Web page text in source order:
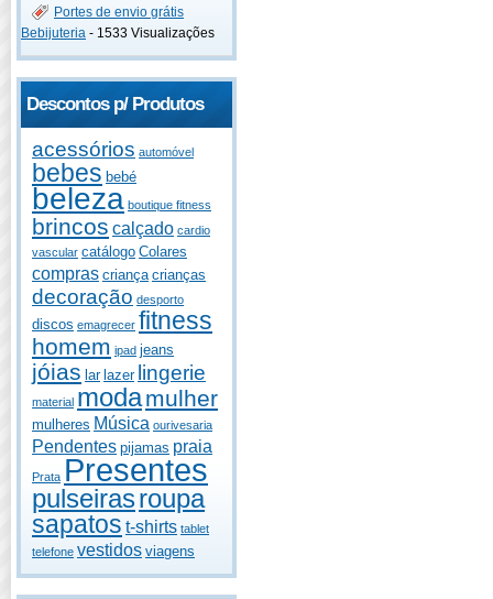
Portes de envio grátis
Bebijuteria - 1533 Visualizações
Descontos p/ Produtos
acessórios automóvel
bebes bebé
beleza boutique fitness
brincos calçado cardio
vascular catálogo Colares
compras criança crianças
decoração desporto
discos emagrecer fitness
homem ipad jeans
jóias lar lazer lingerie
material modamulher
mulheres Música ourivesaria
Pendentes pijamas praia
Prata Presentes
pulseirasroupa
sapatos t-shirts tablet
telefone vestidos viagens